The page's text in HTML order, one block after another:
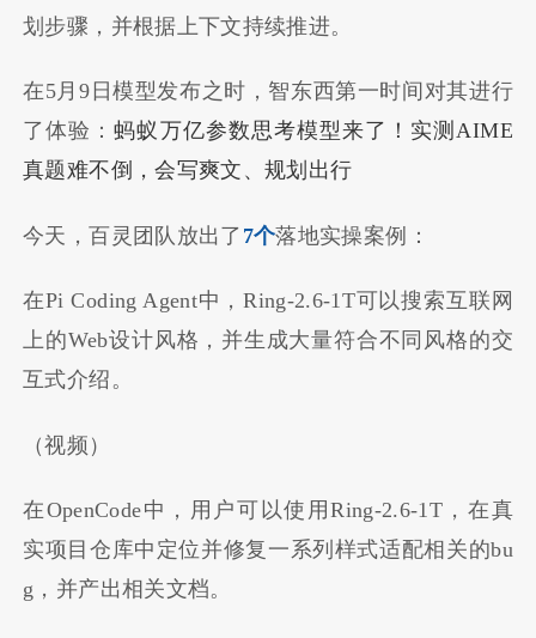
划步骤，并根据上下文持续推进。
在5月9日模型发布之时，智东西第一时间对其进行
了体验：蚂蚁万亿参数思考模型来了！实测AIME
真题难不倒，会写爽文、规划出行
今天，百灵团队放出了 7个落地实操案例：
在Pi Coding Agent中，Ring-2.6-1T可以搜索互联网
上的Web设计风格，并生成大量符合不同风格的交
互式介绍。
（视频）
在OpenCode中，用户可以使用Ring-2.6-1T，在真
实项目仓库中定位并修复一系列样式适配相关的bu
g，并产出相关文档。